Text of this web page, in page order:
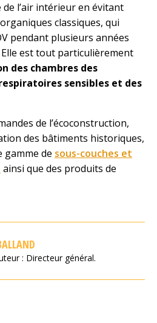
l’air intérieur en évitant
classiques, qui
pendant plusieurs années
est tout particulièrement
des chambres des
sensibles et des
de l’écoconstruction,
des bâtiments historiques,
gamme de sous-couches et
ainsi que des produits de
: Directeur général.